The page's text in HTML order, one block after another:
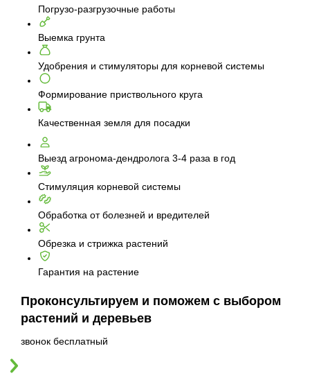
Погрузо-разгрузочные работы
Выемка грунта
Удобрения и стимуляторы для корневой системы
Формирование приствольного круга
Качественная земля для посадки
Выезд агронома-дендролога 3-4 раза в год
Стимуляция корневой системы
Обработка от болезней и вредителей
Обрезка и стрижка растений
Гарантия на растение
Проконсультируем и поможем с выбором
растений и деревьев
звонок бесплатный